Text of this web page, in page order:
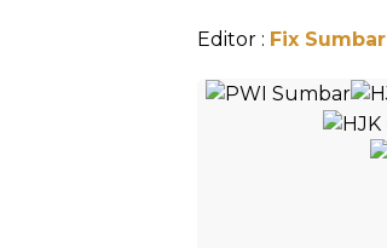
Editor : Fix Sumbar